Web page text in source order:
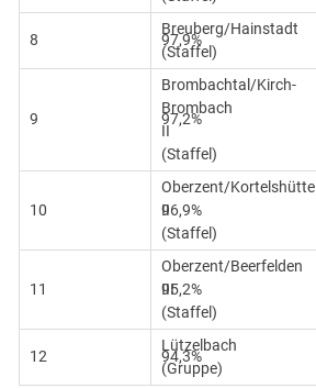
8
Breuberg/Hainstadt
(Staffel)
97,9%
9
Brombachtal/Kirch-
Brombach
II
(Staffel)
97,2%
10
Oberzent/Kortelshütte
II
(Staffel)
96,9%
11
Oberzent/Beerfelden
III
(Staffel)
95,2%
12
Lützelbach
(Gruppe)
94,3%